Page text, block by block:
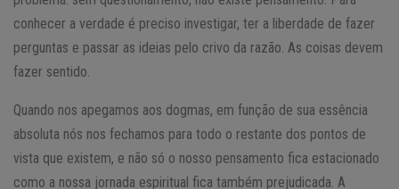
conhecer a verdade é preciso investigar, ter a liberdade de fazer
perguntas e passar as ideias pelo crivo da razão. As coisas devem
fazer sentido.
Quando nos apegamos aos dogmas, em função de sua essência
absoluta nós nos fechamos para todo o restante dos pontos de
vista que existem, e não só o nosso pensamento fica estacionado
como a nossa jornada espiritual fica também prejudicada. A